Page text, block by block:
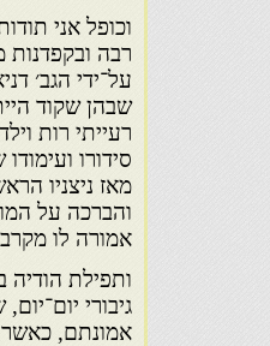
וכופל אני
רבה
על־ידי הגב׳
שבהן שקוד
רעייתי רות
סידורו
מאז ניצניו
והברכה על
אמורה לו
ותפילת הודיה
גיבורי
אמונתם, כאשר